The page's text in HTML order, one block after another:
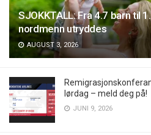
SJOKKTALL: Fra 4.7 barn til
nordmenn utryddes
AUGUST 3, 2026
lørdag – meld deg på!
JUNI 9, 2026